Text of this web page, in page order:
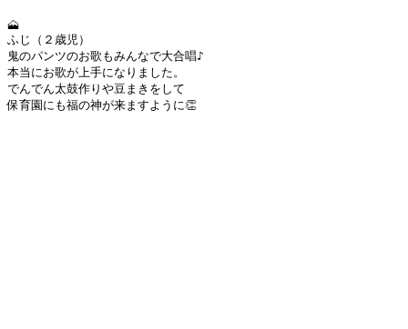
🗻
ふじ（２歳児）
鬼のパンツのお歌もみんなで大合唱♪
本当にお歌が上手になりました。
でんでん太鼓作りや豆まきをして
保育園にも福の神が来ますように👏